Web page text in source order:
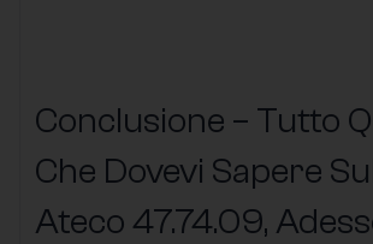
Conclusione – Tutto
Che Dovevi Sapere
Ateco 47.74.09,